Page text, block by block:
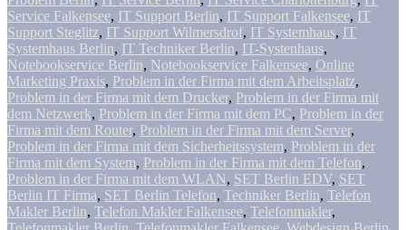
Service Falkensee, IT Support Berlin, IT Support Falkensee, IT
Support Steglitz, IT Support Wilmersdrof, IT Systemhaus, IT
Systemhaus Berlin, IT Techniker Berlin, IT-Systenhaus,
Notebookservice Berlin, Notebookservice Falkensee, Online
Marketing Praxis, Problem in der Firma mit dem Arbeitsplatz,
Problem in der Firma mit dem Drucker, Problem in der Firma mit
dem Netzwerk, Problem in der Firma mit dem PC, Problem in der
Firma mit dem Router, Problem in der Firma mit dem Server,
Problem in der Firma mit dem Sicherheitssystem, Problem in der
Firma mit dem System, Problem in der Firma mit dem Telefon,
Problem in der Firma mit dem WLAN, SET Berlin EDV, SET
Berlin IT Firma, SET Berlin Telefon, Techniker Berlin, Telefon
Makler Berlin, Telefon Makler Falkensee, Telefonmakler,